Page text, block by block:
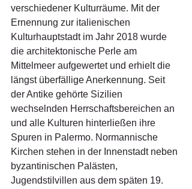
verschiedener Kulturräume. Mit der
Ernennung zur italienischen
Kulturhauptstadt im Jahr 2018 wurde
die architektonische Perle am
Mittelmeer aufgewertet und erhielt die
längst überfällige Anerkennung. Seit
der Antike gehörte Sizilien
wechselnden Herrschaftsbereichen an
und alle Kulturen hinterließen ihre
Spuren in Palermo. Normannische
Kirchen stehen in der Innenstadt neben
byzantinischen Palästen,
Jugendstilvillen aus dem späten 19.